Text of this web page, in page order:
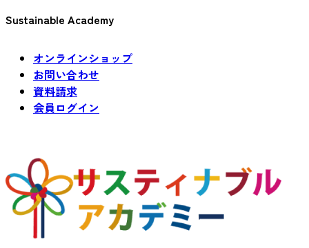
Sustainable Academy
オンラインショップ
お問い合わせ
資料請求
会員ログイン